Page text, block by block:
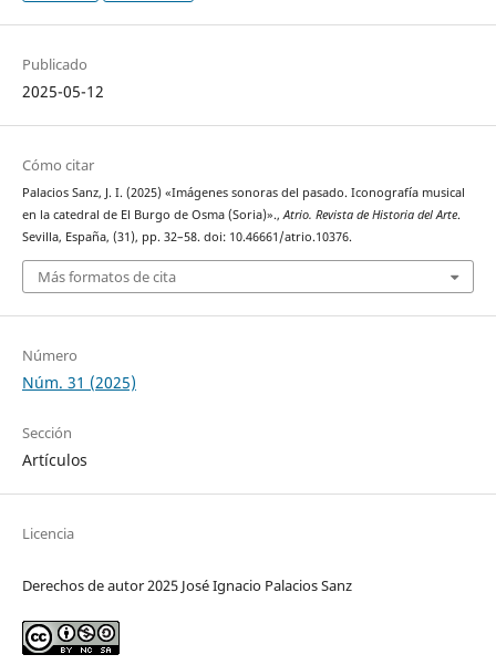
Publicado
2025-05-12
Cómo citar
Palacios Sanz, J. I. (2025) «Imágenes sonoras del pasado. Iconografía musical
en la catedral de El Burgo de Osma (Soria)».,Atrio. Revista de Historia del Arte.
Sevilla, España, (31), pp. 32–58. doi: 10.46661/atrio.10376.
Más formatos de cita
Número
Núm. 31 (2025)
Sección
Artículos
Licencia
Derechos de autor 2025 José Ignacio Palacios Sanz